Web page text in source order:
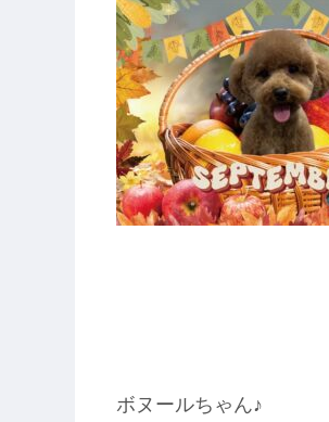
ボヌールちゃん♪